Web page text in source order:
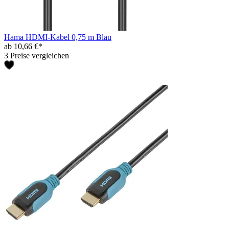
Hama HDMI-Kabel 0,75 m Blau
ab 10,66 €*
3 Preise vergleichen